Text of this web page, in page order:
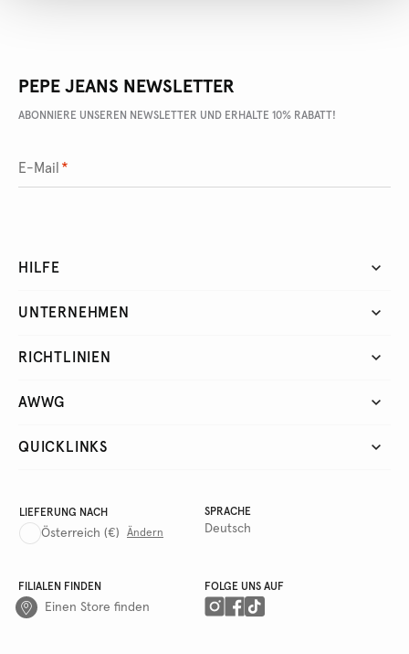
PEPE JEANS NEWSLETTER
ABONNIERE UNSEREN NEWSLETTER UND ERHALTE 10% RABATT!
E-Mail *
HILFE
UNTERNEHMEN
RICHTLINIEN
AWWG
QUICKLINKS
LIEFERUNG NACH
Österreich (€) Ändern
SPRACHE
Deutsch
FILIALEN FINDEN
Einen Store finden
FOLGE UNS AUF